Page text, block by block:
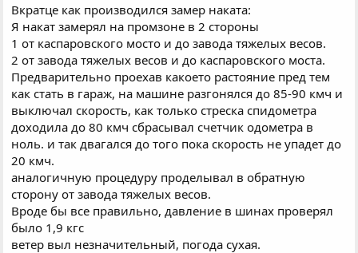
Вкратце как производился замер наката:
Я накат замерял на промзоне в 2 стороны
1 от каспаровского мосто и до завода тяжелых весов.
2 от завода тяжелых весов и до каспаровского моста.
Предварительно проехав какоето растояние пред тем
как стать в гараж, на машине разгонялся до 85-90 кмч и
выключал скорость, как только стреска спидометра
доходила до 80 кмч сбрасывал счетчик одометра в
ноль. и так двагался до того пока скорость не упадет до
20 кмч.
аналогичную процедуру проделывал в обратную
сторону от завода тяжелых весов.
Вроде бы все правильно, давление в шинах проверял
было 1,9 кгс
ветер выл незначительный, погода сухая.